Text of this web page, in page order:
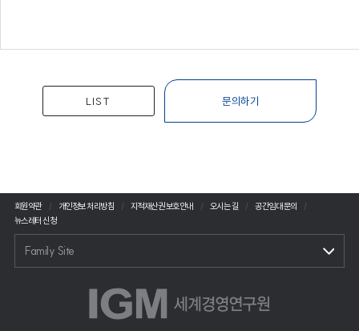
LIST 문의하기
회원약관 개인정보 처리방침 지적재산권 보호안내 오시는 길
공간임대 문의
뉴스레터 신청
Family Site